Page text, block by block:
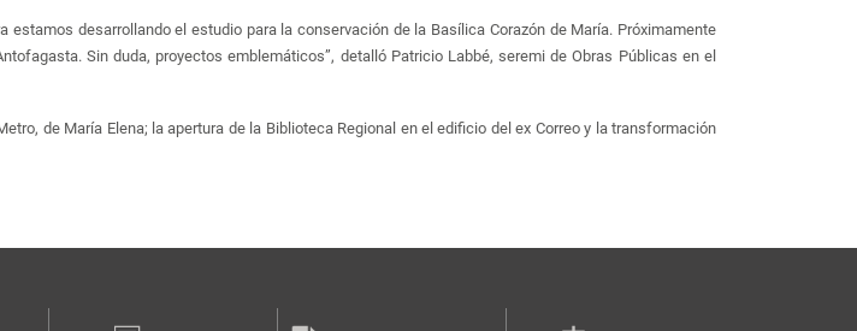
desarrollando el estudio para la conservación de la Basílica Corazón de María. Próximamente
Sin duda, proyectos emblemáticos”, detalló Patricio Labbé, seremi de Obras Públicas en el
de María Elena; la apertura de la Biblioteca Regional en el edificio del ex Correo y la transformación